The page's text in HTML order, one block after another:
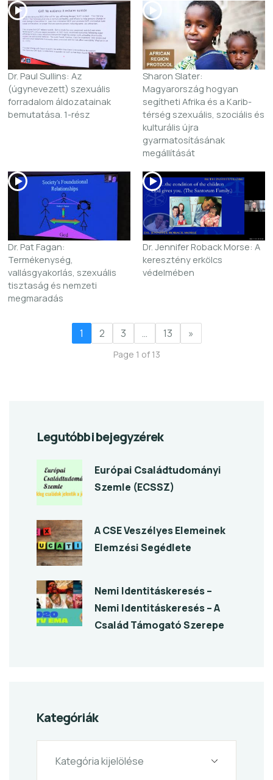
Dr. Paul Sullins: Az
(úgynevezett) szexuális
forradalom áldozatainak
bemutatása. 1-rész
Sharon Slater:
Magyarország hogyan
segítheti Afrika és a Karib-
térség szexuális, szociális és
kulturális újra
gyarmatosításának
megállítását
Dr. Pat Fagan:
Termékenység,
vallásgyakorlás, szexuális
tisztaság és nemzeti
megmaradás
Dr. Jennifer Roback Morse: A
keresztény erkölcs
védelmében
1 2 3 … 13 »
Page 1 of 13
Legutóbbi bejegyzérek
Európai Családtudományi
Szemle (ECSSZ)
A CSE Veszélyes Elemeinek
Elemzési Segédlete
Nemi Identitáskeresés –
Nemi Identitáskeresés – A
Család Támogató Szerepe
Kategóriák